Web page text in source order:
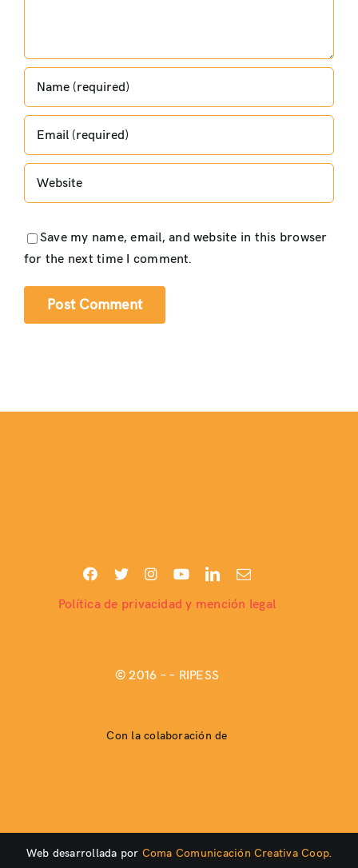
Save my name, email, and website in this browser
for the next time I comment.
Política de privacidad y mención legal
© 2016 –– RIPESS
Con la colaboración de
Web desarrollada por Coma Comunicación Creativa Coop.